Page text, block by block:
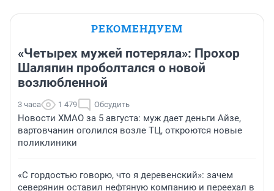
РЕКОМЕНДУЕМ
«Четырех мужей потеряла»: Прохор
Шаляпин проболтался о новой
возлюбленной
3 часа 1 479 Обсудить
Новости ХМАО за 5 августа: муж дает деньги Айзе,
вартовчанин оголился возле ТЦ, откроются новые
поликлиники
«С гордостью говорю, что я деревенский»: зачем
северянин оставил нефтяную компанию и переехал в